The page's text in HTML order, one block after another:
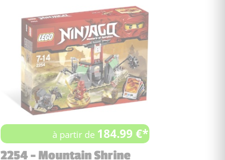
à partir de 184.99 €*
2254 - Mountain Shrine